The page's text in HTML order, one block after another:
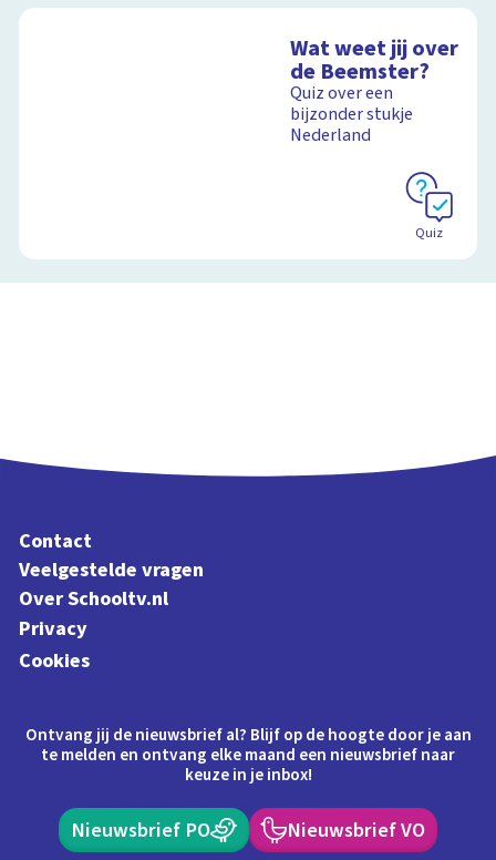
Wat weet jij over
de Beemster?
Quiz over een
bijzonder stukje
Nederland
Quiz
Contact
Veelgestelde vragen
Over Schooltv.nl
Privacy
Cookies
Ontvang jij de nieuwsbrief al? Blijf op de hoogte door je aan
te melden en ontvang elke maand een nieuwsbrief naar
keuze in je inbox!
Nieuwsbrief PO Nieuwsbrief VO